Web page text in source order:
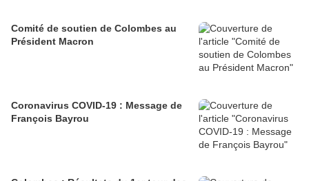
Comité de soutien de Colombes au
Président Macron
Coronavirus COVID-19 : Message de
François Bayrou